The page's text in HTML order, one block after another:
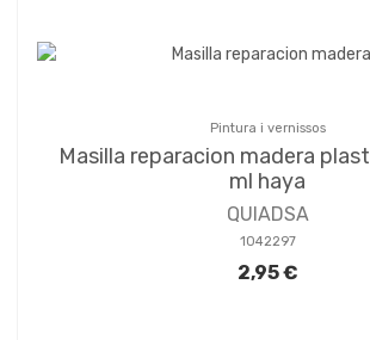
Pintura i vernissos
Masilla reparacion madera
ml haya
QUIADSA
1042297
2,95 €